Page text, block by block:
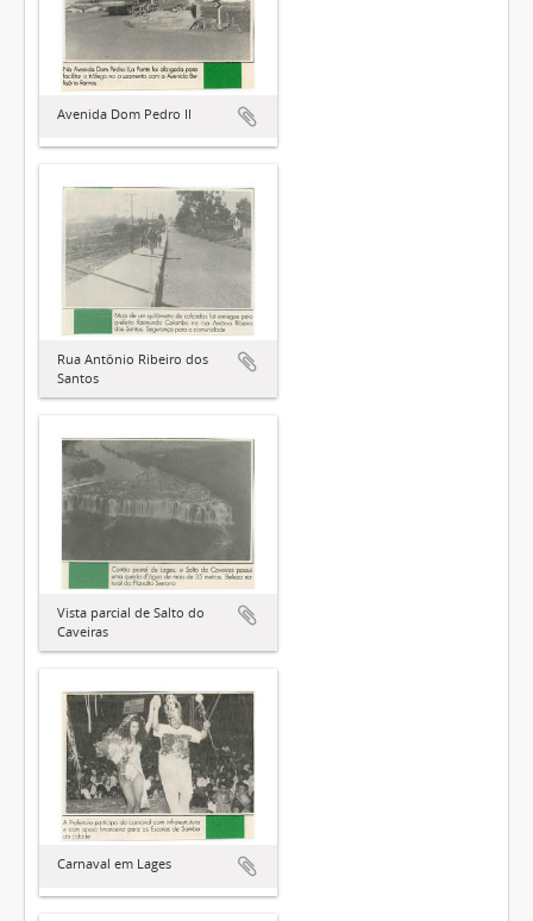
Avenida Dom Pedro II
Rua Antônio Ribeiro dos
Santos
Vista parcial de Salto do
Caveiras
Carnaval em Lages